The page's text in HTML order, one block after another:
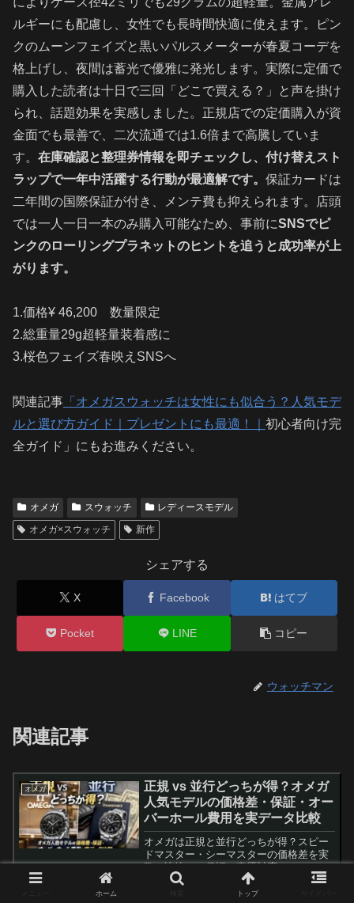
ルギーにも配慮し、女性でも長時間快適に使えます。ピン
クのムーンフェイズと黒いパルスメーターが春夏コーデを
格上げし、夜間は蓄光で優雅に発光します。実際に定価で
購入した読者は十日で三回「どこで買える？」と声を掛け
られ、話題効果を実感しました。正規店での定価購入が資
金面でも最善で、二次流通では1.6倍まで高騰していま
す。 在庫確認と整理券情報を即チェックし、付け替えスト
ラップで一年中活躍する行動が最適解です。 保証カードは
二年間の国際保証が付き、メンテ費も抑えられます。店頭
では一人一日一本のみ購入可能なため、事前にSNSでピ
ンクのローリングプラネットのヒントを追うと成功率が上
がります。
1.価格¥ 46,200 数量限定
2.総重量29g超軽量装着感に
3.桜色フェイズ春映えSNSへ
関連記事 「オメガスウォッチは女性にも似合う？人気モデ
ルと選び方ガイド｜プレゼントにも最適！｜ 初心者向け完
全ガイド」にもお進みください。
オメガ スウォッチ
レディースモデル
オメガ×スウォッチ
新作
シェアする
X Facebook はてブ
Pocket LINE コピー
ウォッチマン
関連記事
オメガ
正規 vs 並行どっちが得？オメガ
人気モデルの価格差・保証・オー
バーホール費用を実データ比較
オメガは正規と並行どっちが得？スピー
ドマスター・シーマスターの価格差を実
数で比較し、保証・真贋対応・オーバー
ホール費用まで含めた総コスト（TCO）
で後悔しない買い方を解説します。
ホーム トップ